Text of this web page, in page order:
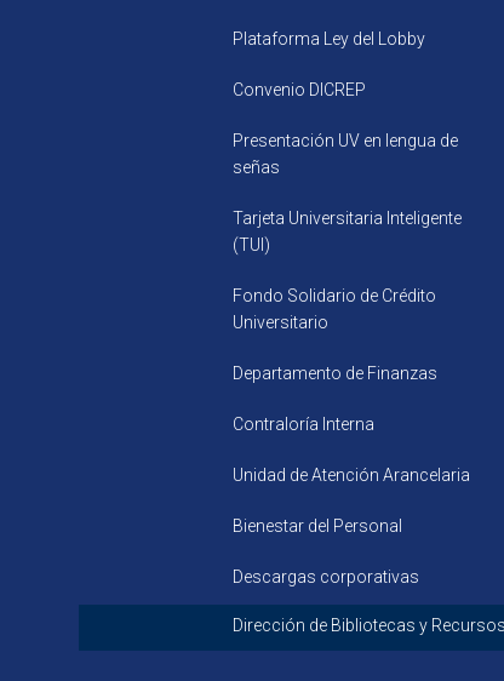
Plataforma Ley del Lobby
Convenio DICREP
Presentación UV en lengua de
señas
Tarjeta Universitaria Inteligente
(TUI)
Fondo Solidario de Crédito
Universitario
Departamento de Finanzas
Contraloría Interna
Unidad de Atención Arancelaria
Bienestar del Personal
Descargas corporativas
Dirección de